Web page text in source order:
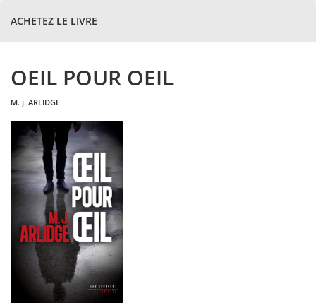
ACHETEZ LE LIVRE
OEIL POUR OEIL
m. j. ARLIDGE